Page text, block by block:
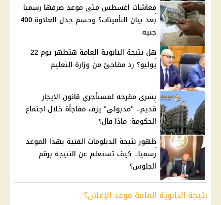
معاشات اغسطس متى موعد صرفها رسميا
بعد بيان التأمينات؟ وحسم جدل العلاوة 400
جنيه
هل نتيجة الثانوية العامة هتظهر يوم 22
يوليو؟ رد مفاجئ من وزارة التعليم
بشرى مفرحة لمستأجري قانون الايجار
قديم.. "مدبولي" يزف مفاجأة خلال اجتماع
الحكومة: ماذا قال؟
ظهور نتيجة الدبلومات الفنية بهذا الموعد
رسميا.. كيف تستعلم عن النتيجة برقم
الجلوس؟
نتيجة الثانوية العامة موعد الإعلان؟